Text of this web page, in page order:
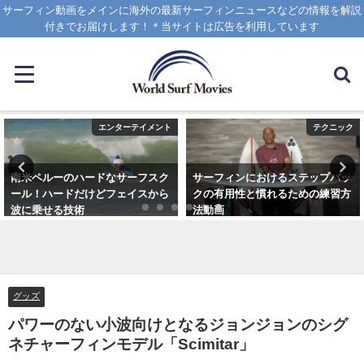
サーフィン動画をメインに海外の最新サーフィンニュースなどの情報を解説
付きでお届けします！＊当サイトは広告を利用しています
エンターテイメント
南米ペルーのハードなサーフスク
ール！ハードだけどフェイスから
波に乗せる技術
テクニック
サーフィンにおけるステップバッ
クの有用性と慣れるための練習方
法動画
グッズ
パワーのない小波向けとなるジョンジョンのシグ
ネチャーフィンモデル「Scimitar」